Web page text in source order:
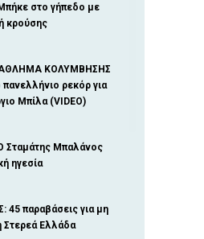
στο γήπεδο με
κρούσης
ΚΟΛΥΜΒΗΣΗΣ
ρεκόρ για
Μπίλα (VIDEO)
Μπαλάνος
ηγεσία
45 παραβάσεις για μη
Στερεά Ελλάδα